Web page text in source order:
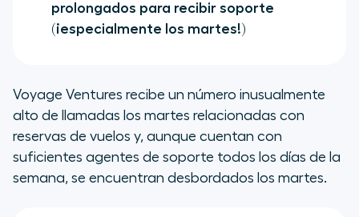
prolongados para recibir soporte
(¡especialmente los martes!)
Voyage Ventures recibe un número inusualmente
alto de llamadas los martes relacionadas con
reservas de vuelos y, aunque cuentan con
suficientes agentes de soporte todos los días de la
semana, se encuentran desbordados los martes.